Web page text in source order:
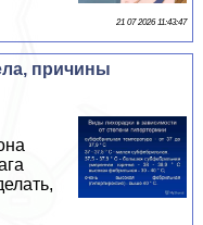
21 07 2026 11:43:47
причины